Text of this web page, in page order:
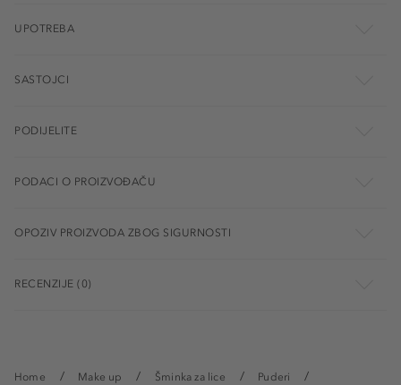
Home Make up Šminka za lice Puderi
UPOTREBA
SASTOJCI
PODIJELITE
PODACI O PROIZVOĐAČU
OPOZIV PROIZVODA ZBOG SIGURNOSTI
RECENZIJE (0)